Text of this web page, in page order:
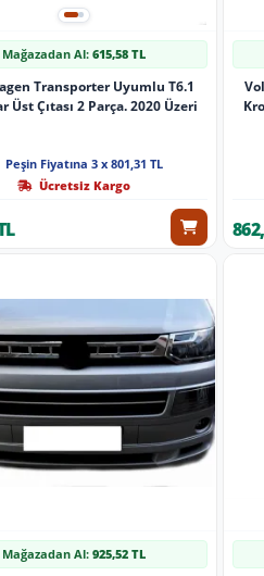
Mağazadan Al:615,58 TL
Transporter Uyumlu T6.1
Üst Çıtası 2 Parça. 2020 Üzeri
Peşin Fiyatına 3 x 801,31 TL
Ücretsiz Kargo
Mağazadan Al:925,52 TL